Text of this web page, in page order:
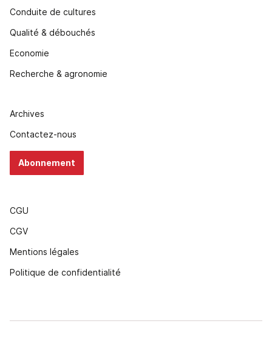
Conduite de cultures
Qualité & débouchés
Economie
Recherche & agronomie
Archives
Contactez-nous
Abonnement
CGU
CGV
Mentions légales
Politique de confidentialité